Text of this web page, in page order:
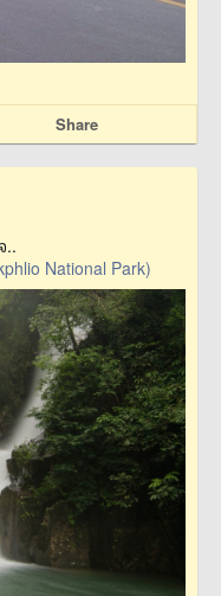
Share
..
National Park)